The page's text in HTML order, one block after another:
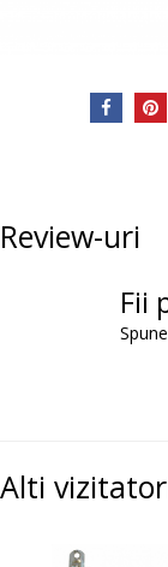
Review-uri
Fii
Alti